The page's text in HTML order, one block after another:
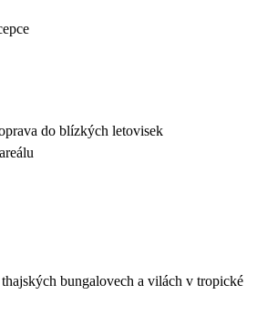
do blízkých letovisek
bungalovech a vilách v tropické